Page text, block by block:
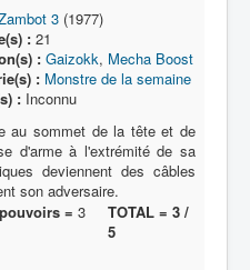
3(1977)
:21
: Gaizokk, Mecha Boost
: Monstre de la semaine
:Inconnu
au sommet de la tête et de
d'arme à l'extrémité de sa
deviennent des câbles
son adversaire.
= 3
TOTAL = 3 /
5